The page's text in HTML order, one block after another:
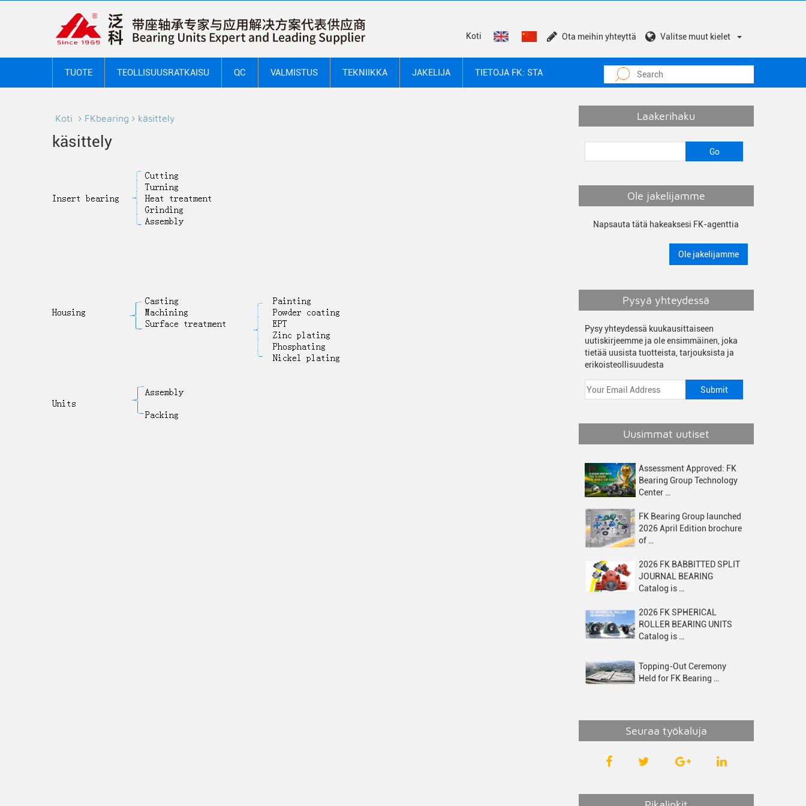
Koti Ota meihin yhteyttä Valitse muut kielet
TUOTE TEOLLISUUSRATKAISU QC VALMISTUS TEKNIIKKA JAKELIJA TIETOJA FK: STA
Koti FKbearing käsittely
käsittely
Laakerihaku
Ole jakelijamme
Napsauta tätä hakeaksesi FK-agenttia
Ole jakelijamme
Pysyä yhteydessä
Pysy yhteydessä kuukausittaiseen
uutiskirjeemme ja ole ensimmäinen, joka
tietää uusista tuotteista, tarjouksista ja
erikoisteollisuudesta
Uusimmat uutiset
Assessment Approved: FK
Bearing Group Technology
Center …
FK Bearing Group launched
2026 April Edition brochure
of …
2026 FK BABBITTED SPLIT
JOURNAL BEARING
Catalog is …
2026 FK SPHERICAL
ROLLER BEARING UNITS
Catalog is …
Topping-Out Ceremony
Held for FK Bearing …
Seuraa työkaluja